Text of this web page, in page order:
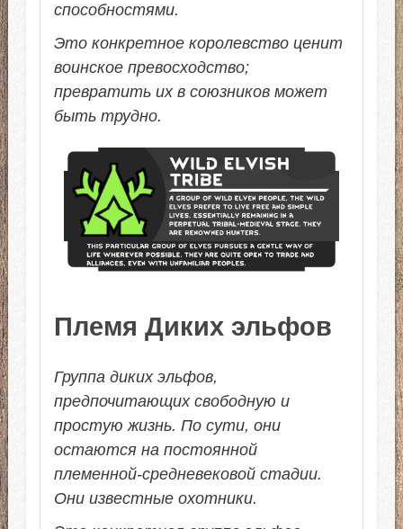
способностями.
Это конкретное королевство ценит
воинское превосходство;
превратить их в союзников может
быть трудно.
Племя Диких эльфов
Группа диких эльфов,
предпочитающих свободную и
простую жизнь. По сути, они
остаются на постоянной
племенной-средневековой стадии.
Они известные охотники.